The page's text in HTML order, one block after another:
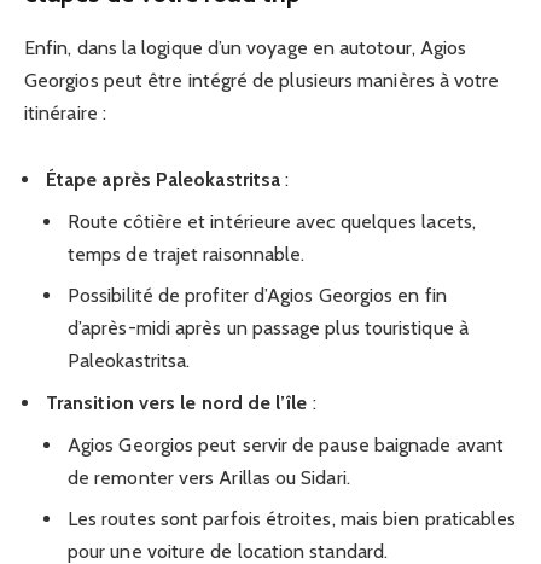
Enfin, dans la logique d’un voyage en autotour, Agios
Georgios peut être intégré de plusieurs manières à votre
itinéraire :
Étape après Paleokastritsa :
Route côtière et intérieure avec quelques lacets,
temps de trajet raisonnable.
Possibilité de profiter d’Agios Georgios en fin
d’après-midi après un passage plus touristique à
Paleokastritsa.
Transition vers le nord de l’île :
Agios Georgios peut servir de pause baignade avant
de remonter vers Arillas ou Sidari.
Les routes sont parfois étroites, mais bien praticables
pour une voiture de location standard.